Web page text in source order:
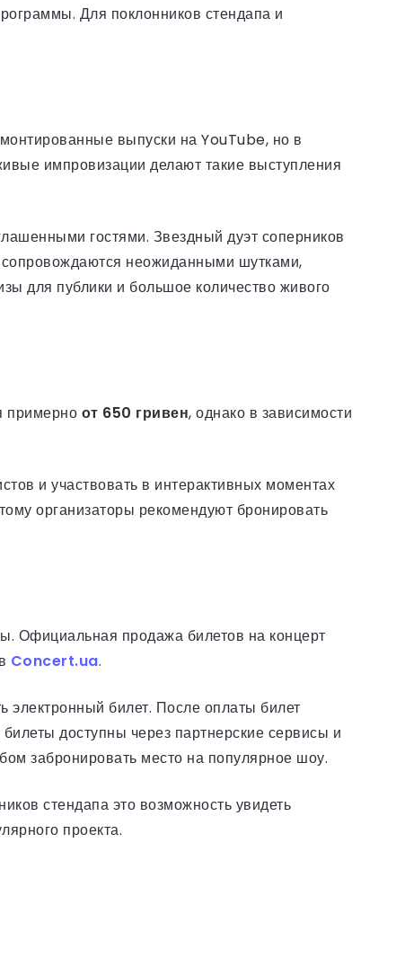
Для поклонников стендапа и
выпуски на YouTube, но в
импровизации делают такие выступления
гостями. Звездный дуэт соперников
сопровождаются неожиданными шутками,
для публики и большое количество живого
примерно от 650 гривен, однако в зависимости
и участвовать в интерактивных моментах
организаторы рекомендуют бронировать
Официальная продажа билетов на концерт
Concert.ua.
электронный билет. После оплаты билет
доступны через партнерские сервисы и
забронировать место на популярное шоу.
стендапа это возможность увидеть
проекта.